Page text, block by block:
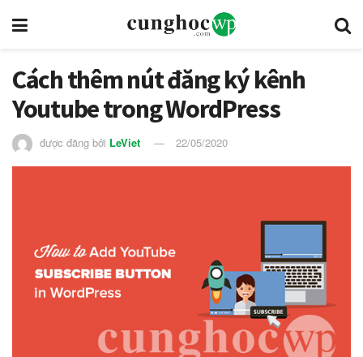
Cách thêm nút đăng ký kênh
Youtube trong WordPress
được đăng bởi LeViet 22/05/2020